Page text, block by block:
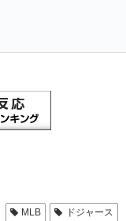
MLB
ドジャース